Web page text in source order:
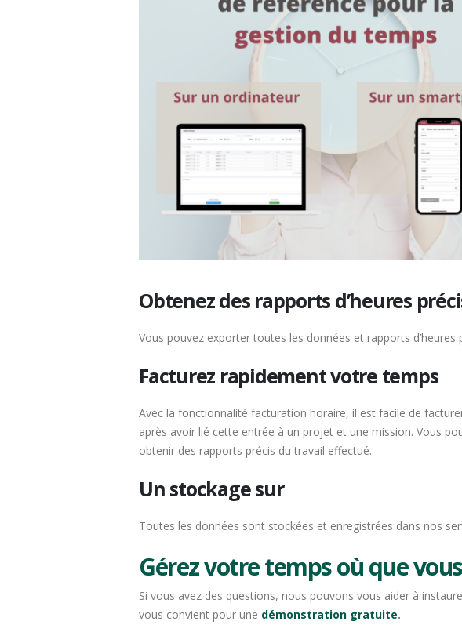
Obtenez des rapports d’heures
Vous pouvez exporter toutes les données et rapports
Facturez rapidement votre temps
Avec la fonctionnalité facturation horaire, il est facile de
après avoir lié cette entrée à un projet et une mission. Vous
obtenir des rapports précis du travail effectué.
Un stockage sur
Toutes les données sont stockées et enregistrées dans nos
Gérez votre temps où que
Si vous avez des questions, nous pouvons vous aider à
vous convient pour une démonstration gratuite.